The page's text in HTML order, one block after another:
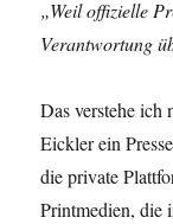
„Weil offizielle
Verantwortung
Das verstehe
Eickler ein
die private
Printmedien, die